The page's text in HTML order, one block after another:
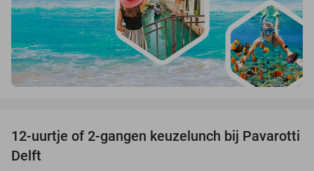
31%
12-uurtje of 2-gangen keuzelunch bij Pavarotti
Delft